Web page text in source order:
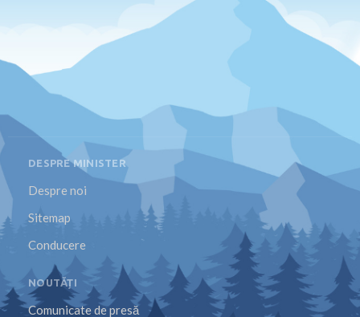
DESPRE MINISTER
Despre noi
Sitemap
Conducere
NOUTĂȚI
Comunicate de presă